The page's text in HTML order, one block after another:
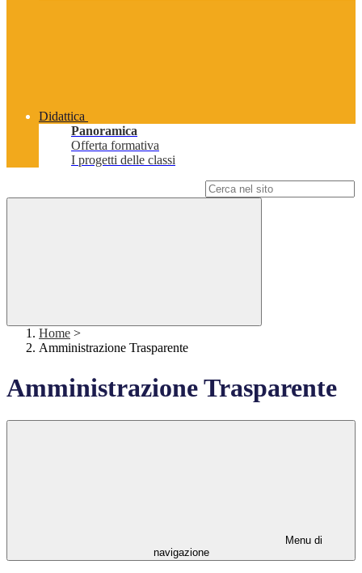
Didattica
Panoramica
Offerta formativa
I progetti delle classi
Home >
Amministrazione Trasparente
Amministrazione Trasparente
Menu di
navigazione